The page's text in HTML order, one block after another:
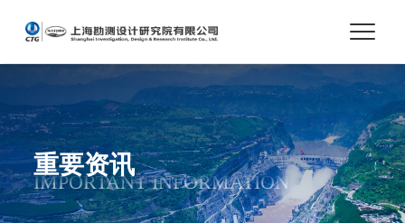
首页
关于我们
市场与业务
重要资讯
IMPORTANT INFORMATION